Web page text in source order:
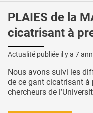
PLAIES de la
cicatrisant à
Actualité publiée il y a 7
Nous avons suivi les
de ce gant cicatrisant à
chercheurs de